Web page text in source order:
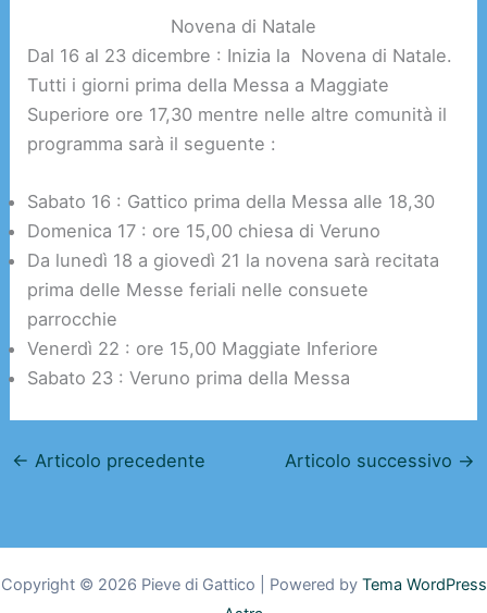
Novena di Natale
Dal 16 al 23 dicembre : Inizia la Novena di Natale.
Tutti i giorni prima della Messa a Maggiate
Superiore ore 17,30 mentre nelle altre comunità il
programma sarà il seguente :
Sabato 16 : Gattico prima della Messa alle 18,30
Domenica 17 : ore 15,00 chiesa di Veruno
Da lunedì 18 a giovedì 21 la novena sarà recitata
prima delle Messe feriali nelle consuete
parrocchie
Venerdì 22 : ore 15,00 Maggiate Inferiore
Sabato 23 : Veruno prima della Messa
← Articolo precedente Articolo successivo →
Copyright © 2026 Pieve di Gattico | Powered by Tema WordPress